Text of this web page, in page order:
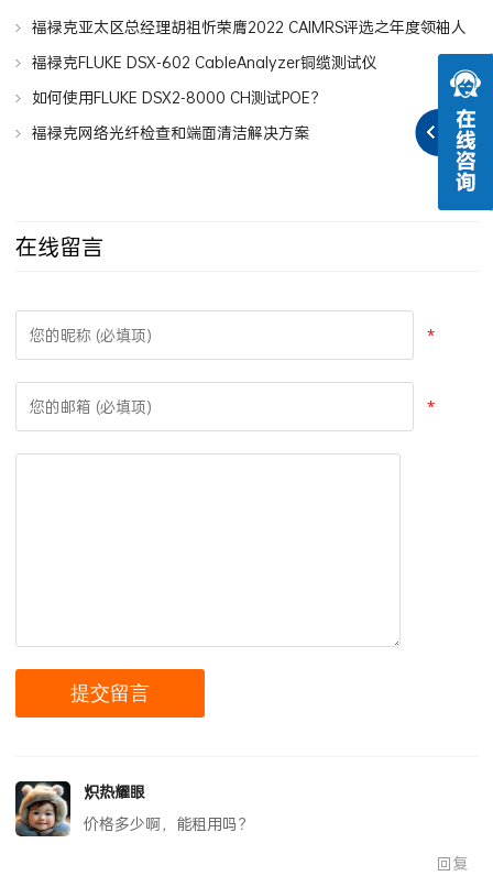
福禄克亚太区总经理胡祖忻荣膺2022 CAIMRS评选之年度领袖人
福禄克FLUKE DSX-602 CableAnalyzer铜缆测试仪
如何使用FLUKE DSX2-8000 CH测试POE？
福禄克网络光纤检查和端面清洁解决方案
在线留言
*
*
炽热耀眼
价格多少啊，能租用吗？
回复